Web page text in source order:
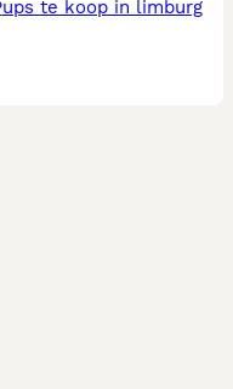
pups te koop in limburg